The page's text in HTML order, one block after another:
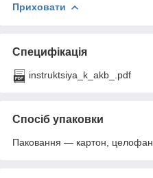
Приховати
Специфікація
instruktsiya_k_akb_.pdf
Спосіб упаковки
Паковання — картон, целофан